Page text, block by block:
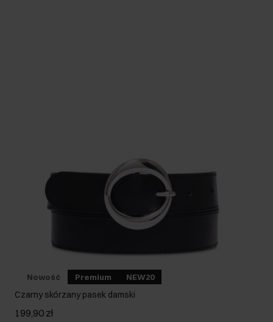
Nowość Premium NEW20
Czarny skórzany pasek damski
199,90 zł